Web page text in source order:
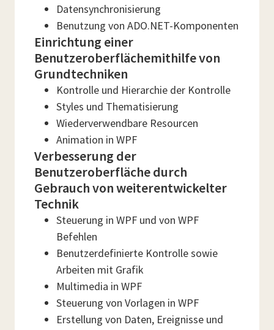
Datensynchronisierung
Benutzung von ADO.NET-Komponenten
Einrichtung einer
Benutzeroberflächemithilfe von
Grundtechniken
Kontrolle und Hierarchie der Kontrolle
Styles und Thematisierung
Wiederverwendbare Resourcen
Animation in WPF
Verbesserung der
Benutzeroberfläche durch
Gebrauch von weiterentwickelter
Technik
Steuerung in WPF und von WPF
Befehlen
Benutzerdefinierte Kontrolle sowie
Arbeiten mit Grafik
Multimedia in WPF
Steuerung von Vorlagen in WPF
Erstellung von Daten, Ereignisse und